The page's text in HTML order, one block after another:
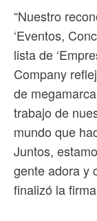
“Nuestro
‘Eventos,
lista de
Company
de
trabajo de
mundo que
Juntos,
gente adora y
finalizó la